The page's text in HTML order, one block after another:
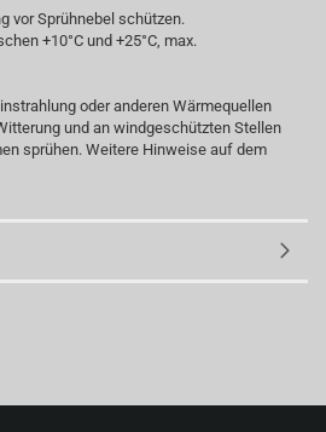
vor Sprühnebel schützen.
+10°C und +25°C, max.
oder anderen Wärmequellen
und an windgeschützten Stellen
sprühen. Weitere Hinweise auf dem